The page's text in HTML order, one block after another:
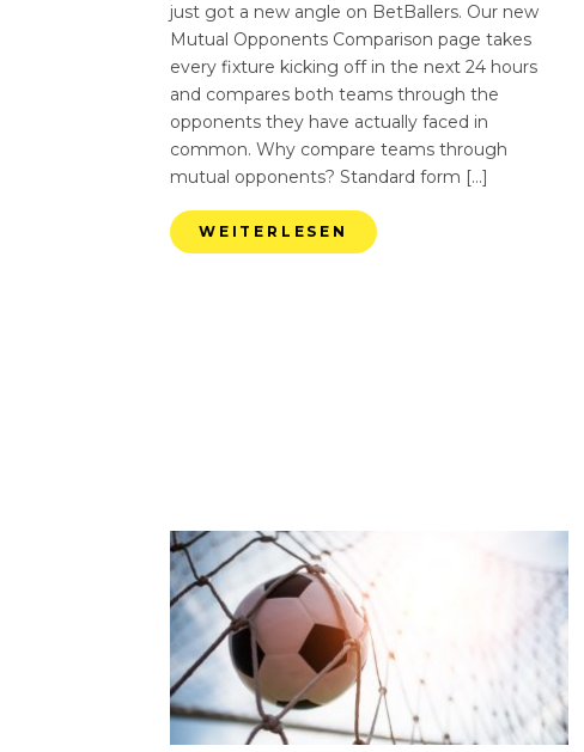
just got a new angle on BetBallers. Our new
Mutual Opponents Comparison page takes
every fixture kicking off in the next 24 hours
and compares both teams through the
opponents they have actually faced in
common. Why compare teams through
mutual opponents? Standard form […]
WEITERLESEN